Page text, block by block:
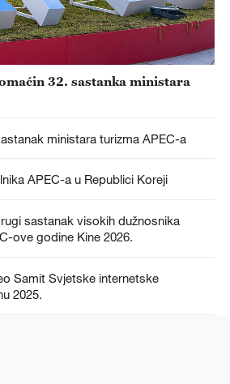
32. sastanka ministara
ministara turizma APEC-a
APEC-a u Republici Koreji
sastanak visokih dužnosnika
ove godine Kine 2026.
Samit Svjetske internetske
2025.